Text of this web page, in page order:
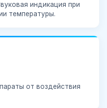
индикация при
температуры.
от воздействия